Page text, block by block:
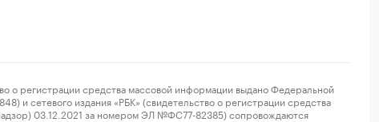
средства массовой информации выдано Федеральной
и сетевого издания «РБК» (свидетельство о регистрации средства
03.12.2021 за номером ЭЛ №ФС77-82385) сопровождаются